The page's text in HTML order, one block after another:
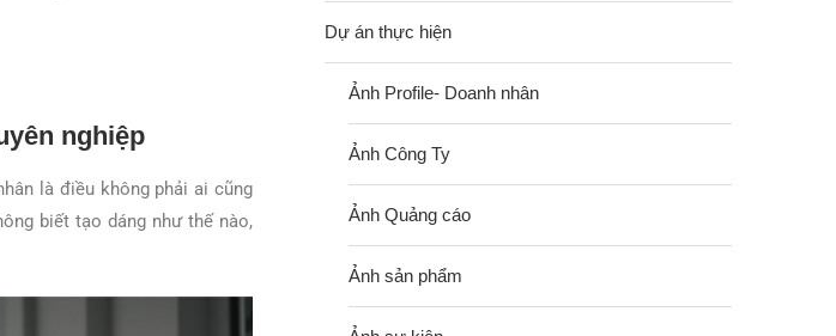
nghiệp
là điều không phải ai cũng
biết tạo dáng như thế nào,
Dự án thực hiện
Ảnh Profile- Doanh nhân
Ảnh Công Ty
Ảnh Quảng cáo
Ảnh sản phẩm